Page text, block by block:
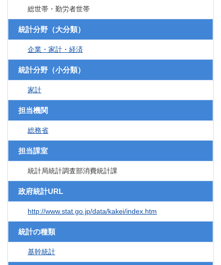
総世帯・勤労者世帯
統計分野（大分類）
企業・家計・経済
統計分野（小分類）
家計
担当機関
総務省
担当課室
統計局統計調査部消費統計課
政府統計URL
http://www.stat.go.jp/data/kakei/index.htm
統計の種類
基幹統計